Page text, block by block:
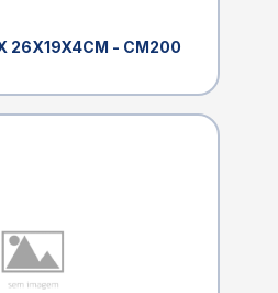
26X19X4CM - CM200